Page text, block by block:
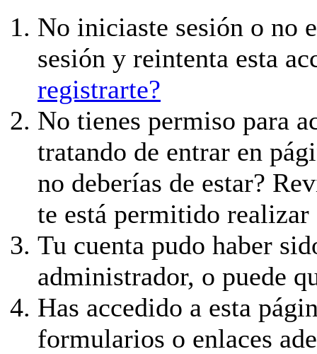
No iniciaste sesión o no
sesión y reintenta esta
registrarte?
No tienes permiso para
tratando de entrar en
no deberías de estar?
te está permitido realizar
Tu cuenta pudo haber
administrador, o puede
Has accedido a esta
formularios o enlaces